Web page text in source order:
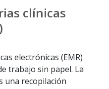
clínicas
electrónicas (EMR)
trabajo sin papel. La
una recopilación